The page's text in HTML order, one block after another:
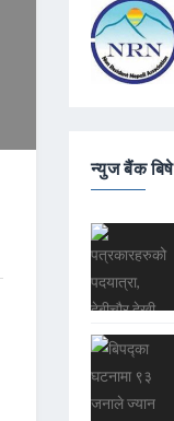
न्युज बैंक